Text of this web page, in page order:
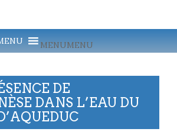
MENUMENU
DE
DANS L’EAU DU